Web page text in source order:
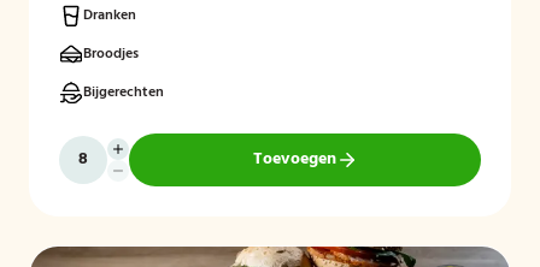
Dranken
Broodjes
Bijgerechten
Toevoegen